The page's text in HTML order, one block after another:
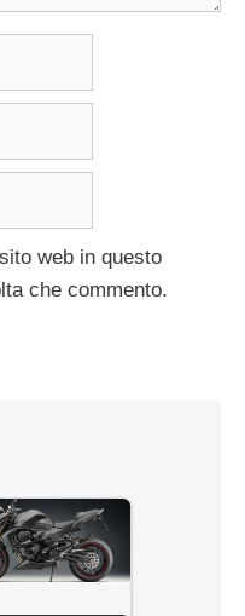
web in questo
che commento.